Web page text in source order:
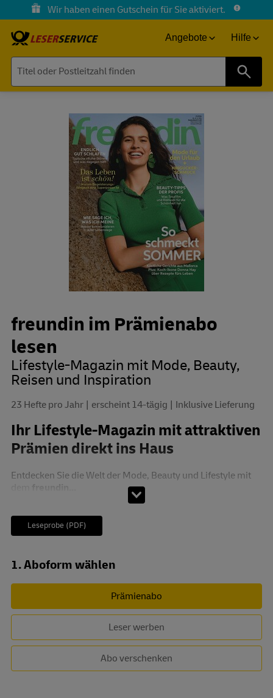
Wir haben einen Gutschein für Sie aktiviert.
Angebote Hilfe
freundin im Prämienabo
lesen
Lifestyle-Magazin mit Mode, Beauty,
Reisen und Inspiration
23 Hefte pro Jahr erscheint 14-tägig Inklusive Lieferung
Ihr Lifestyle-Magazin mit attraktiven
Prämien direkt ins Haus
Entdecken Sie die Welt der Mode, Beauty und Lifestyle mit
Leseprobe (PDF)
Abo zusammenstellen
1. Aboform wählen
Prämienabo
Leser werben
Abo verschenken